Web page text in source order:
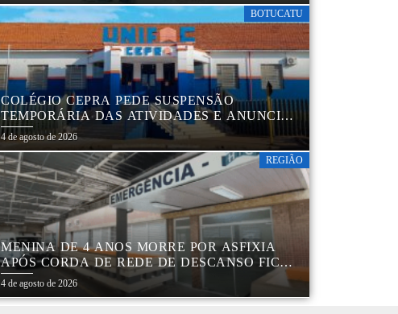
BOTUCATU
COLÉGIO CEPRA PEDE SUSPENSÃO
TEMPORÁRIA DAS ATIVIDADES E ANUNCIA
REESTRUTURAÇÃO EM BOTUCATU
4 de agosto de 2026
REGIÃO
MENINA DE 4 ANOS MORRE POR ASFIXIA
APÓS CORDA DE REDE DE DESCANSO FICAR
PRESA AO PESCOÇO EM MARÍLIA
4 de agosto de 2026